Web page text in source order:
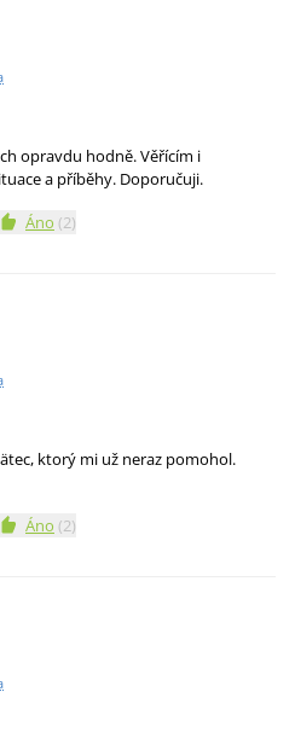
opravdu hodně. Věřícím i
a příběhy. Doporučuji.
Áno (2)
ktorý mi už neraz pomohol.
Áno (2)